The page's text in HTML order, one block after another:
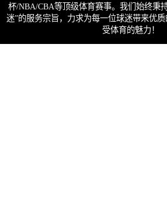
杯/NBA/CBA等顶级体育赛事。我们始终秉
迷”的服务宗旨，力求为每一位球迷带来优
受体育的魅力！